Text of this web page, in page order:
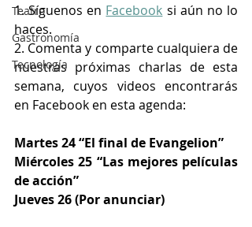
Teatro
Gastronomía
Tecnología
1. Síguenos en Facebook si aún no lo
haces.
2. Comenta y comparte cualquiera de
nuestras próximas charlas de esta
semana, cuyos videos encontrarás
en Facebook en esta agenda:
Martes 24 “El final de Evangelion”
Miércoles 25 “Las mejores películas
de acción”
Jueves 26 (Por anunciar)